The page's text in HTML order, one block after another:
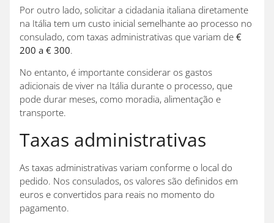
Por outro lado, solicitar a cidadania italiana diretamente
na Itália tem um custo inicial semelhante ao processo no
consulado, com taxas administrativas que variam de €
200 a € 300.
No entanto, é importante considerar os gastos
adicionais de viver na Itália durante o processo, que
pode durar meses, como moradia, alimentação e
transporte.
Taxas administrativas
As taxas administrativas variam conforme o local do
pedido. Nos consulados, os valores são definidos em
euros e convertidos para reais no momento do
pagamento.